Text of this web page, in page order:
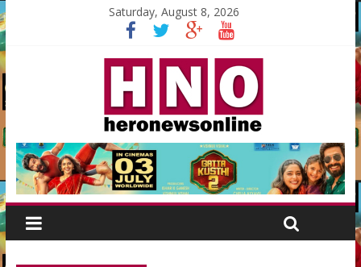
Saturday, August 8, 2026